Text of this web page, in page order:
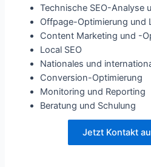
Technische SEO-Analyse
Offpage-Optimierung und
Content Marketing und -
Local SEO
Nationales und
Conversion-Optimierung
Monitoring und Reporting
Beratung und Schulung
Jetzt Kontakt